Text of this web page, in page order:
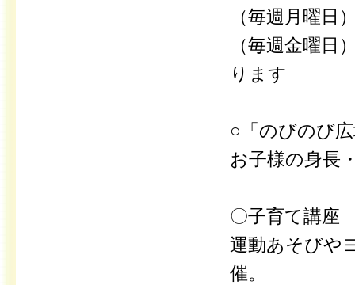
（毎週月曜日
（毎週金曜
ります
○「のびのび
お子様の身長
〇子育て講座
運動あそびや
催。